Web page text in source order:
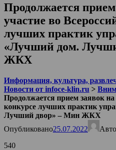
Продолжается
участие во
лучших практик
«Лучший дом.
ЖКХ
Информация, культура,
Новости от infoce-klin.ru >
Продолжается прием заявок
конкурсе лучших практик
Лучший двор» – Мин ЖКХ
Опубликовано25.07.2022
540